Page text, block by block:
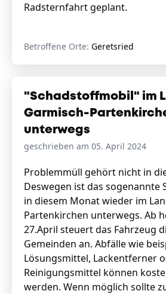
Radsternfahrt geplant.
Betroffene Orte: Geretsried
"Schadstoffmobil" im
Garmisch-
unterwegs
geschrieben am 05. April 2024
Problemmüll gehört nicht in
Deswegen ist das sogenannte
in diesem Monat wieder im
Partenkirchen unterwegs. Ab
27.April steuert das Fahrzeug
Gemeinden an. Abfälle wie
Lösungsmittel, Lackentferner
Reinigungsmittel können
werden. Wenn möglich sollte